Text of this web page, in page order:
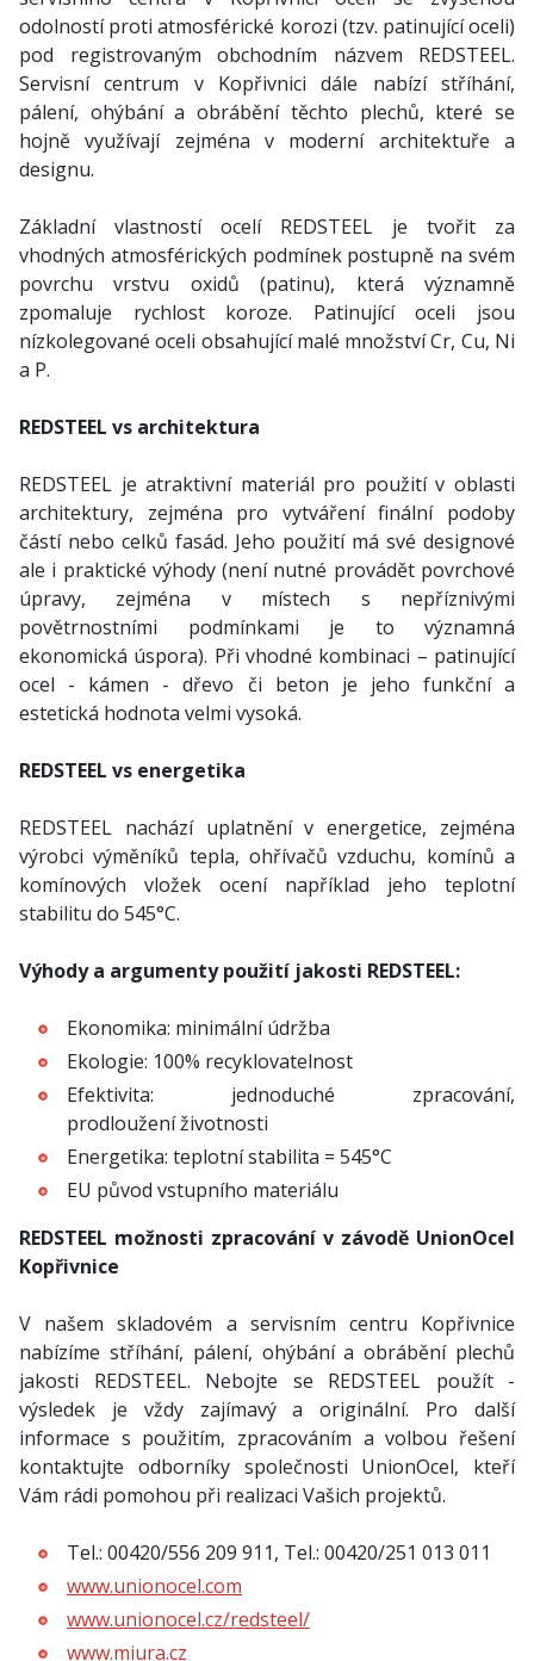
odolností proti atmosférické korozi (tzv. patinující oceli)
pod registrovaným obchodním názvem REDSTEEL.
Servisní centrum v Kopřivnici dále nabízí stříhání,
pálení, ohýbání a obrábění těchto plechů, které se
hojně využívají zejména v moderní architektuře a
designu.
Základní vlastností ocelí REDSTEEL je tvořit za
vhodných atmosférických podmínek postupně na svém
povrchu vrstvu oxidů (patinu), která významně
zpomaluje rychlost koroze. Patinující oceli jsou
nízkolegované oceli obsahující malé množství Cr, Cu, Ni
a P.
REDSTEEL vs architektura
REDSTEEL je atraktivní materiál pro použití v oblasti
architektury, zejména pro vytváření finální podoby
částí nebo celků fasád. Jeho použití má své designové
ale i praktické výhody (není nutné provádět povrchové
úpravy, zejména v místech s nepříznivými
povětrnostními podmínkami je to významná
ekonomická úspora). Při vhodné kombinaci – patinující
ocel - kámen - dřevo či beton je jeho funkční a
estetická hodnota velmi vysoká.
REDSTEEL vs energetika
REDSTEEL nachází uplatnění v energetice, zejména
výrobci výměníků tepla, ohřívačů vzduchu, komínů a
komínových vložek ocení například jeho teplotní
stabilitu do 545°C.
Výhody a argumenty použití jakosti REDSTEEL:
Ekonomika: minimální údržba
Ekologie: 100% recyklovatelnost
Efektivita: jednoduché zpracování,
prodloužení životnosti
Energetika: teplotní stabilita = 545°C
EU původ vstupního materiálu
REDSTEEL možnosti zpracování v závodě UnionOcel
Kopřivnice
V našem skladovém a servisním centru Kopřivnice
nabízíme stříhání, pálení, ohýbání a obrábění plechů
jakosti REDSTEEL. Nebojte se REDSTEEL použít -
výsledek je vždy zajímavý a originální. Pro další
informace s použitím, zpracováním a volbou řešení
kontaktujte odborníky společnosti UnionOcel, kteří
Vám rádi pomohou při realizaci Vašich projektů.
Tel.: 00420/556 209 911, Tel.: 00420/251 013 011
www.unionocel.com
www.unionocel.cz/redsteel/
www.miura.cz